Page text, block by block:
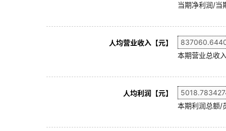
当期净利润/当
人均营业收入【元】
本期营业总收
人均利润【元】
本期利润总额/